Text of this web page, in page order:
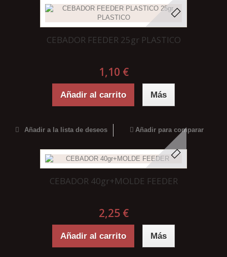
CEBADOR FEEDER 25gr PLASTICO
1,10 €
Añadir al carrito Más
Añadir a la lista de deseos Añadir para comparar
CEBADOR 40gr+MOLDE FEEDER
2,25 €
Añadir al carrito Más